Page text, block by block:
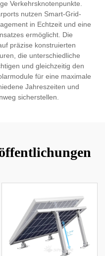
Verkehrsknotenpunkte.
nutzen Smart-Grid-
in Echtzeit und eine
ermöglicht. Die
präzise konstruierten
die unterschiedliche
und gleichzeitig den
für eine maximale
Jahreszeiten und
sicherstellen.